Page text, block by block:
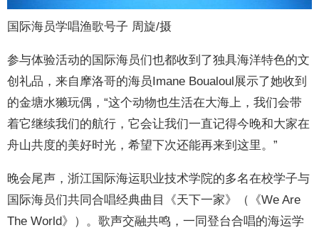
国际海员学唱渔歌号子 周旋/摄
参与体验活动的国际海员们也都收到了独具海洋特色的文
创礼品，来自摩洛哥的海员Imane Boualoul展示了她收到
的金塘水獭玩偶，“这个动物也生活在大海上，我们会带
着它继续我们的航行，它会让我们一直记得今晚和大家在
舟山共度的美好时光，希望下次还能再来到这里。”
晚会尾声，浙江国际海运职业技术学院的多名在校学子与
国际海员们共同合唱经典曲目《天下一家》（《We Are
The World》）。歌声交融共鸣，一同登台合唱的海运学